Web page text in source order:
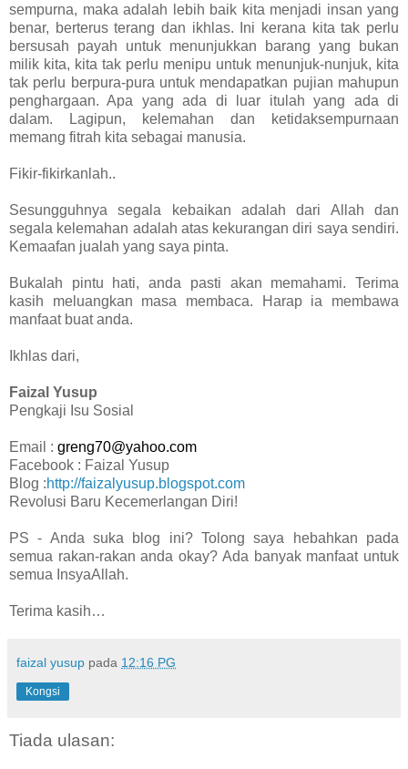
sempurna, maka adalah lebih baik kita menjadi insan yang
benar, berterus terang dan ikhlas. Ini kerana kita tak perlu
bersusah payah untuk menunjukkan barang yang bukan
milik kita, kita tak perlu menipu untuk menunjuk-nunjuk, kita
tak perlu berpura-pura untuk mendapatkan pujian mahupun
penghargaan. Apa yang ada di luar itulah yang ada di
dalam. Lagipun, kelemahan dan ketidaksempurnaan
memang fitrah kita sebagai manusia.
Fikir-fikirkanlah..
Sesungguhnya segala kebaikan adalah dari Allah dan
segala kelemahan adalah atas kekurangan diri saya sendiri.
Kemaafan jualah yang saya pinta.
Bukalah pintu hati, anda pasti akan memahami. Terima
kasih meluangkan masa membaca. Harap ia membawa
manfaat buat anda.
Ikhlas dari,
Faizal Yusup
Pengkaji Isu Sosial
Email : greng70@yahoo.com
Facebook : Faizal Yusup
Blog :http://faizalyusup.blogspot.com
Revolusi Baru Kecemerlangan Diri!
PS - Anda suka blog ini? Tolong saya hebahkan pada
semua rakan-rakan anda okay? Ada banyak manfaat untuk
semua InsyaAllah.
Terima kasih…
faizal yusup pada 12:16 PG
Kongsi
Tiada ulasan: